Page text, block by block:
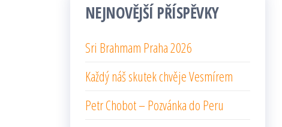
NEJNOVĚJŠÍ PŘÍSPĚVKY
Sri Brahmam Praha 2026
Každý náš skutek chvěje Vesmírem
Petr Chobot – Pozvánka do Peru